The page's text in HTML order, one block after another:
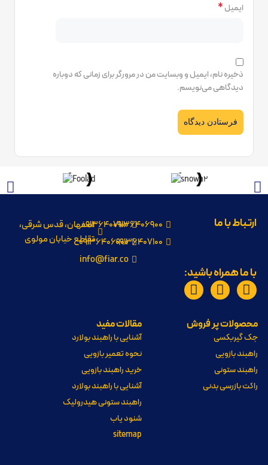
ایمیل*
ذخیره نام، ایمیل و وبسایت من در مرورگر برای زمانی که دوباره
دیدگاهی می‌نویسم.
ارتباط با ما
09136406900
09136407100
09136407100
09136406900
info@fiar.co
اصفهان، قدس شرقی،
تقاطع خیابان مولوی
با ما همراه باشید:
محصولات پر فروش مقالات مفید
جک گیربکسی
راهبند بازویی
راهبند ستونی
راکت بازرسی بدنی
آشنایی با راهبند بولارد
نحوه تعمیر بازویی
خرید راهبند بازویی
آشنایی با راهبند بولارد
راهبند ستونی هیدرولیک
شنود یاب
sitemap